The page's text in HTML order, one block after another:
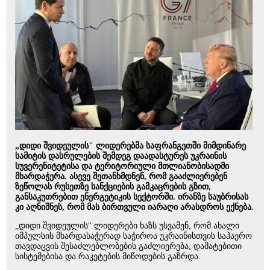
„დიდი შვიდეულის" ლიდერებმა საფრანგეთში მიმდინარე
სამიტის დასრულების შემდეგ დაადასტურეს უკრაინის
სუვერენიტეტისა და ტერიტორიული მთლიანობისადმი
მხარდაჭერა. ასევე შეთანხმდნენ, რომ გააძლიერებენ
ზეწოლას რუსეთზე სანქციების გამკაცრების გზით,
განსაკუთრებით ენერგეტიკის სექტორში. ირანზე საუბრისას
კი აღნიშნეს, რომ მას ბირთვული იარაღი არასდროს ექნება.
„დიდი შვიდეულის" ლიდერები ხაზს უსვამენ, რომ ახალი
იმპულსის მხარდასაჭერად საჭიროა უკრაინისთვის საჰაერო
თავდაცვის შესაძლებლობების გაძლიერება, დამატებითი
სისტემებისა და რაკეტების მიწოდების გაზრდა.